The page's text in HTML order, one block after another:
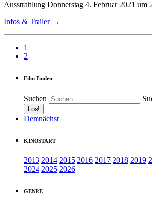
Ausstrahlung Donnerstag 4. Februar 2021 um
Infos & Trailer →
1
2
Film Finden
Suchen
Demnächst
KINOSTART
2013 2014 2015 2016 2017 2018 2019
2024 2025 2026
GENRE